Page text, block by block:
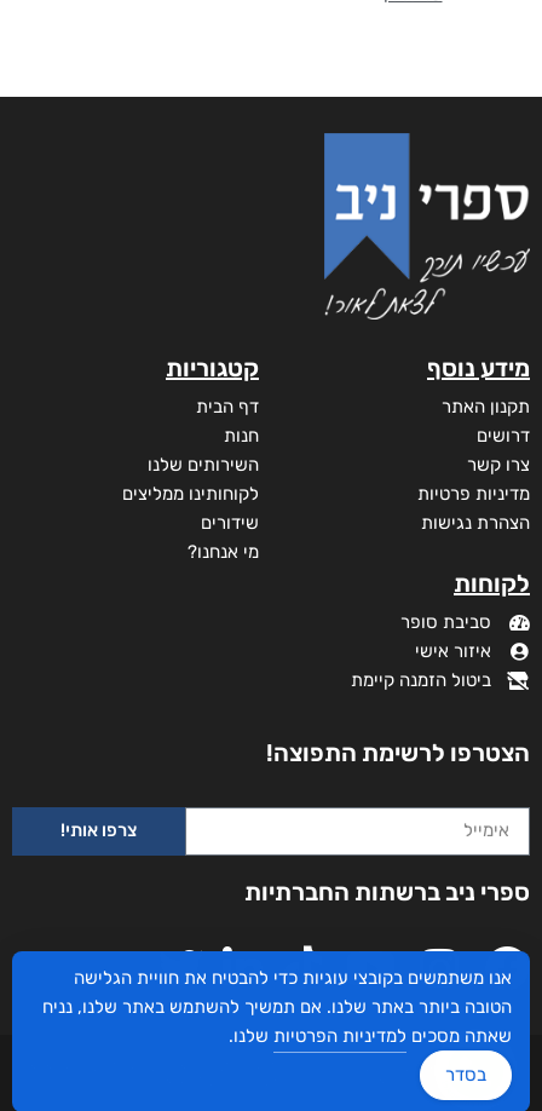
מידע נוסף
תקנון האתר
דרושים
צרו קשר
מדיניות פרטיות
הצהרת נגישות
לקוחות
סביבת סופר
איזור אישי
ביטול הזמנה קיימת
קטגוריות
דף הבית
חנות
השירותים שלנו
לקוחותינו ממליצים
שידורים
מי אנחנו?
הצטרפו לרשימת התפוצה!
צרפו אותי!
ספרי ניב ברשתות החברתיות
עיצוב ובניית האתר: ספרי ניב © כל הזכויות שמורות. בוקסאי טכנולוגיות בע"מ שד אבא
אנו משתמשים בקובצי עוגיות כדי להבטיח את חוויית הגלישה
הטובה ביותר באתר שלנו. אם תמשיך להשתמש באתר שלנו, נניח
שאתה מסכים למדיניות הפרטיות שלנו.
בסדר